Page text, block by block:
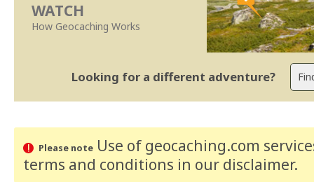
WATCH
How Geocaching Works
Looking for a different adventure?
Please noteUse of geocaching.com
terms and conditions in our disclaimer.